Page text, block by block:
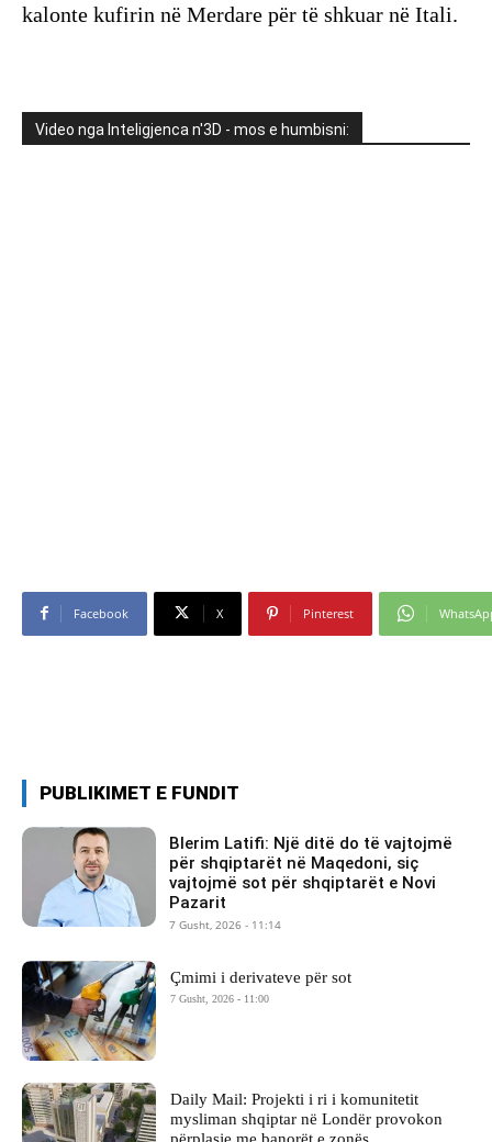
kalonte kufirin në Merdare për të shkuar në Itali.
Video nga Inteligjenca n'3D - mos e humbisni:
Facebook X Pinterest
PUBLIKIMET E FUNDIT
Blerim Latifi: Një ditë do të vajtojmë
për shqiptarët në Maqedoni, siç
vajtojmë sot për shqiptarët e Novi
Pazarit
7 Gusht, 2026 - 11:14
Çmimi i derivateve për sot
7 Gusht, 2026 - 11:00
Daily Mail: Projekti i ri i komunitetit
mysliman shqiptar në Londër provokon